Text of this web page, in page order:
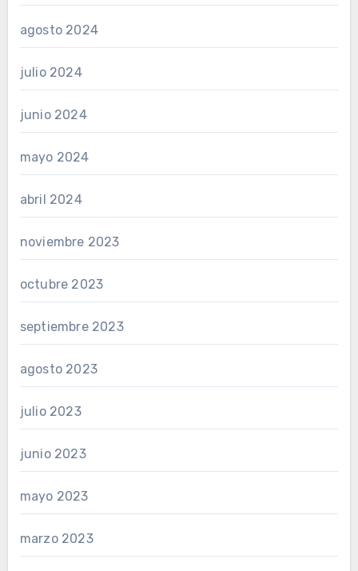
agosto 2024
julio 2024
junio 2024
mayo 2024
abril 2024
noviembre 2023
octubre 2023
septiembre 2023
agosto 2023
julio 2023
junio 2023
mayo 2023
marzo 2023